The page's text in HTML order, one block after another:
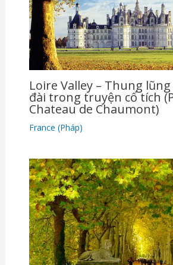
Loire Valley – Thung lũng
đài trong truyện cổ tích
Chateau de Chaumont)
France (Pháp)